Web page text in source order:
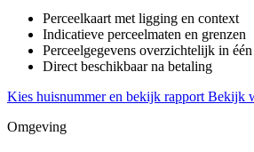
Perceelkaart met ligging en context
Indicatieve perceelmaten en grenzen
Perceelgegevens overzichtelijk in
Direct beschikbaar na betaling
Kies huisnummer en bekijk rapport Bekijk
Omgeving